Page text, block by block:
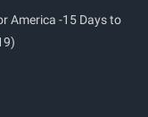
America -15 Days to